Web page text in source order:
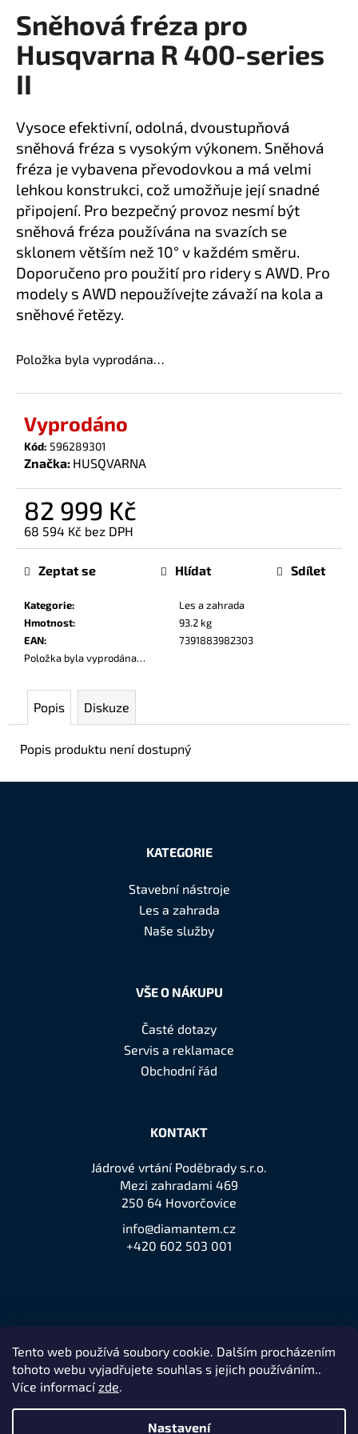
Tento web používá soubory cookie. Dalším procházením
tohoto webu vyjadřujete souhlas s jejich používáním..
Více informacízde.
Nastavení
produktu
je
0,0
z
Sněhová fréza pro
Husqvarna R 400-series
II
Vysoce efektivní, odolná, dvoustupňová
sněhová fréza s vysokým výkonem. Sněhová
fréza je vybavena převodovkou a má velmi
lehkou konstrukci, což umožňuje její snadné
připojení. Pro bezpečný provoz nesmí být
sněhová fréza používána na svazích se
sklonem větším než 10° v každém směru.
Doporučeno pro použití pro ridery s AWD. Pro
modely s AWD nepoužívejte závaží na kola a
sněhové řetězy.
Položka byla vyprodána…
Vyprodáno
Kód: 596289301
Značka: HUSQVARNA
82 999 Kč
68 594 Kč bez DPH
Měrná
cena:
Kategorie:
Les a zahrada
Hmotnost:
93.2 kg
EAN:
7391883982303
Položka byla vyprodána…
Zeptat se Hlídat Sdílet
Popis Diskuze
Popis produktu není dostupný
a
j
í
t
HLEDAT
D
o
p
o
č
e
m
e
KATEGORIE
Stavební nástroje
Les a zahrada
Naše služby
VŠE O NÁKUPU
Časté dotazy
Servis a reklamace
Obchodní řád
KONTAKT
Jádrové vrtání Poděbrady s.r.o.
Mezi zahradami 469
250 64 Hovorčovice
info@diamantem.cz
+420 602 503 001
Přijímáme online platby